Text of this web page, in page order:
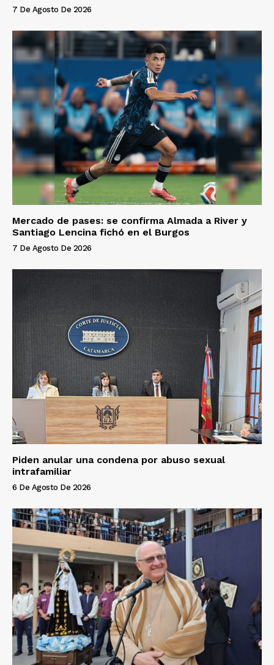
7 De Agosto De 2026
Mercado de pases: se confirma Almada a River y
Santiago Lencina fichó en el Burgos
7 De Agosto De 2026
Piden anular una condena por abuso sexual
intrafamiliar
6 De Agosto De 2026